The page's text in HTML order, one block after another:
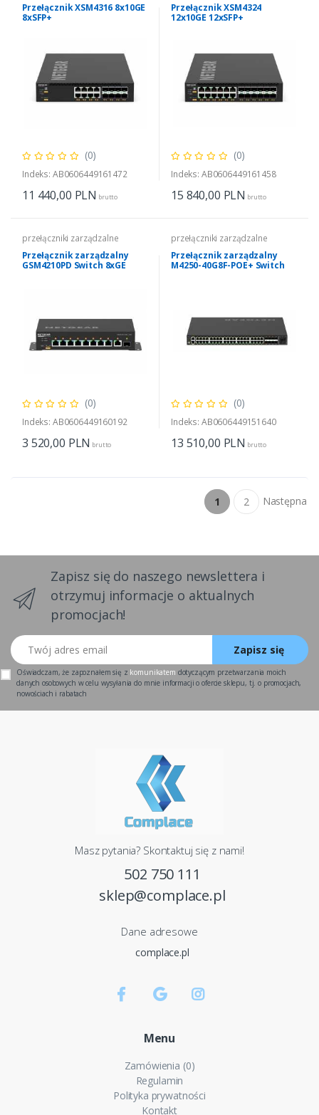
Przełącznik XSM4316 8x10GE
8xSFP+
(0)
Indeks: AB0606449161472
11 440,00 PLN brutto
Przełącznik XSM4324
12x10GE 12xSFP+
(0)
Indeks: AB0606449161458
15 840,00 PLN brutto
przełączniki zarządzalne
Przełącznik zarządzalny
GSM4210PD Switch 8xGE
(0)
Indeks: AB0606449160192
3 520,00 PLN brutto
przełączniki zarządzalne
Przełącznik zarządzalny
M4250-40G8F-POE+ Switch
(0)
Indeks: AB0606449151640
13 510,00 PLN brutto
1 2 Następna
Zapisz się do naszego newslettera i
otrzymuj informacje o aktualnych
promocjach!
Twój adres email
Zapisz się
Oświadczam, że zapoznałem się z komunikatem dotyczącym przetwarzania moich
danych osobowych w celu wysyłania do mnie informacji o ofercie sklepu, tj. o promocjach,
nowościach i rabatach
Masz pytania? Skontaktuj się z nami!
502 750 111
sklep@complace.pl
Dane adresowe
complace.pl
Menu
Zamówienia (0)
Regulamin
Polityka prywatności
Kontakt